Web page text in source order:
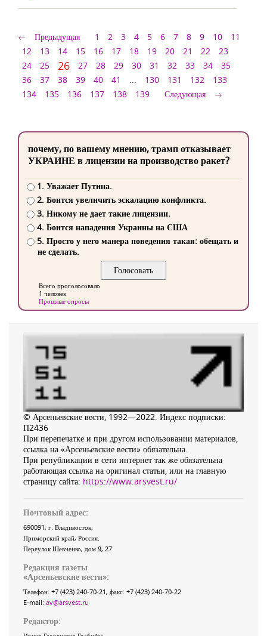
Предыдущая 1 2 3 4 5 6 7 8 9 10
11
12
13 14 15 16 17 18 19 20 21 22
23
24
25 26 27 28 29 30 31 32 33 34
35
36
37 38 39 40 41 ... 130 131 132
133
134
135 136 137 138 139 Следующая
почему, по вашему мнению, трамп отказывает
УКРАИНЕ в лицензии на производство ракет?
1. Уважает Путина.
2. Боится увеличить эскалацию конфликта.
3. Никому не дает такие лицензии.
4. Боится нападения Украины на США
5. Просто у него манера поведения такая: обещать и
не сделать.
Всего проголосовало
1 человек
Прошлые опросы
© Арсеньевские вести, 1992—2022. Индекс подписки:
П2436
При перепечатке и при другом использовании материалов,
ссылка на «Арсеньевские вести» обязательна.
При републикации в сети интернет так же обязательна
работающая ссылка на оригинал статьи, или на главную
страницу сайта: https://www.arsvest.ru/
Почтовый адрес:
690091, г. Владивосток,
Приморский край, Россия
Переулок Шевченко, дом 9, 27
Редакция газеты
«Арсеньевские вести»:
Телефон: +7 (423) 240-70-21, факс: +7 (423) 240-70-22
E-mail: av@arsvest.ru
Редактор: